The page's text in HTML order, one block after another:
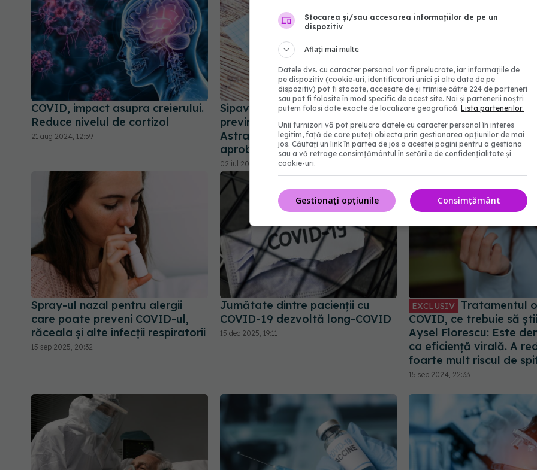
COVID, impact asupra creierului.
Reduce nivelul de cortizol
21 aug 2024, 12:59
Sipavibart, medicamentul care
previne COVID de la
AstraZeneca, a primit o
aprobare de la EMA
02 iul 2024, 12:22
Creștere semnificativă a
cazurilor noi de COVID-
04 iun 2025, 18:29
Spray-ul nazal pentru alergii
care poate preveni COVID-ul,
răceala și alte infecții respiratorii
15 sep 2025, 20:32
Jumătate dintre pacienții cu
COVID-19 dezvoltă long-COVID
15 dec 2025, 19:11
EXCLUSIV
Tratamentul
COVID, ce trebuie să
Aysel Florescu: Este
ca eficiență virală. A
foarte mult riscul de
15 sep 2024, 22:33
Stocarea și/sau accesarea informațiilor de pe un
dispozitiv
Aflați mai multe
Datele dvs. cu caracter personal vor fi prelucrate, iar informațiile de
pe dispozitiv (cookie-uri, identificatori unici și alte date de pe
dispozitiv) pot fi stocate, accesate de și trimise către 224 de parteneri
sau pot fi folosite în mod specific de acest site. Noi și partenerii noștri
putem folosi date exacte de localizare geografică. Lista partenerilor.
Unii furnizori vă pot prelucra datele cu caracter personal în interes
legitim, față de care puteți obiecta prin gestionarea opțiunilor de mai
jos. Căutați un link în partea de jos a acestei pagini pentru a gestiona
sau a vă retrage consimțământul în setările de confidențialitate și
cookie-uri.
Consimțământ
Gestionați opțiunile